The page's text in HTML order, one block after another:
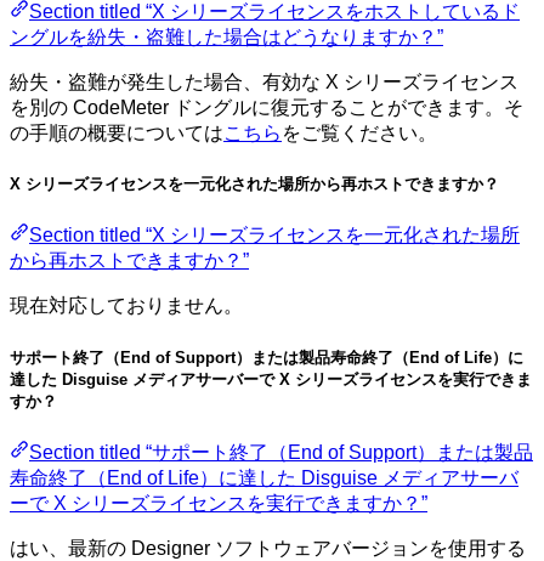
Section titled “X シリーズライセンスをホストしているド
ングルを紛失・盗難した場合はどうなりますか？”
紛失・盗難が発生した場合、有効な X シリーズライセンス
を別の CodeMeter ドングルに復元することができます。そ
の手順の概要についてはこちら をご覧ください。
X シリーズライセンスを一元化された場所から再ホストできますか？
Section titled “X シリーズライセンスを一元化された場所
から再ホストできますか？”
現在対応しておりません。
サポート終了（End of Support）または製品寿命終了（End of Life）に
達した Disguise メディアサーバーで X シリーズライセンスを実行できま
すか？
Section titled “サポート終了（End of Support）または製品
寿命終了（End of Life）に達した Disguise メディアサーバ
ーで X シリーズライセンスを実行できますか？”
はい、最新の Designer ソフトウェアバージョンを使用する